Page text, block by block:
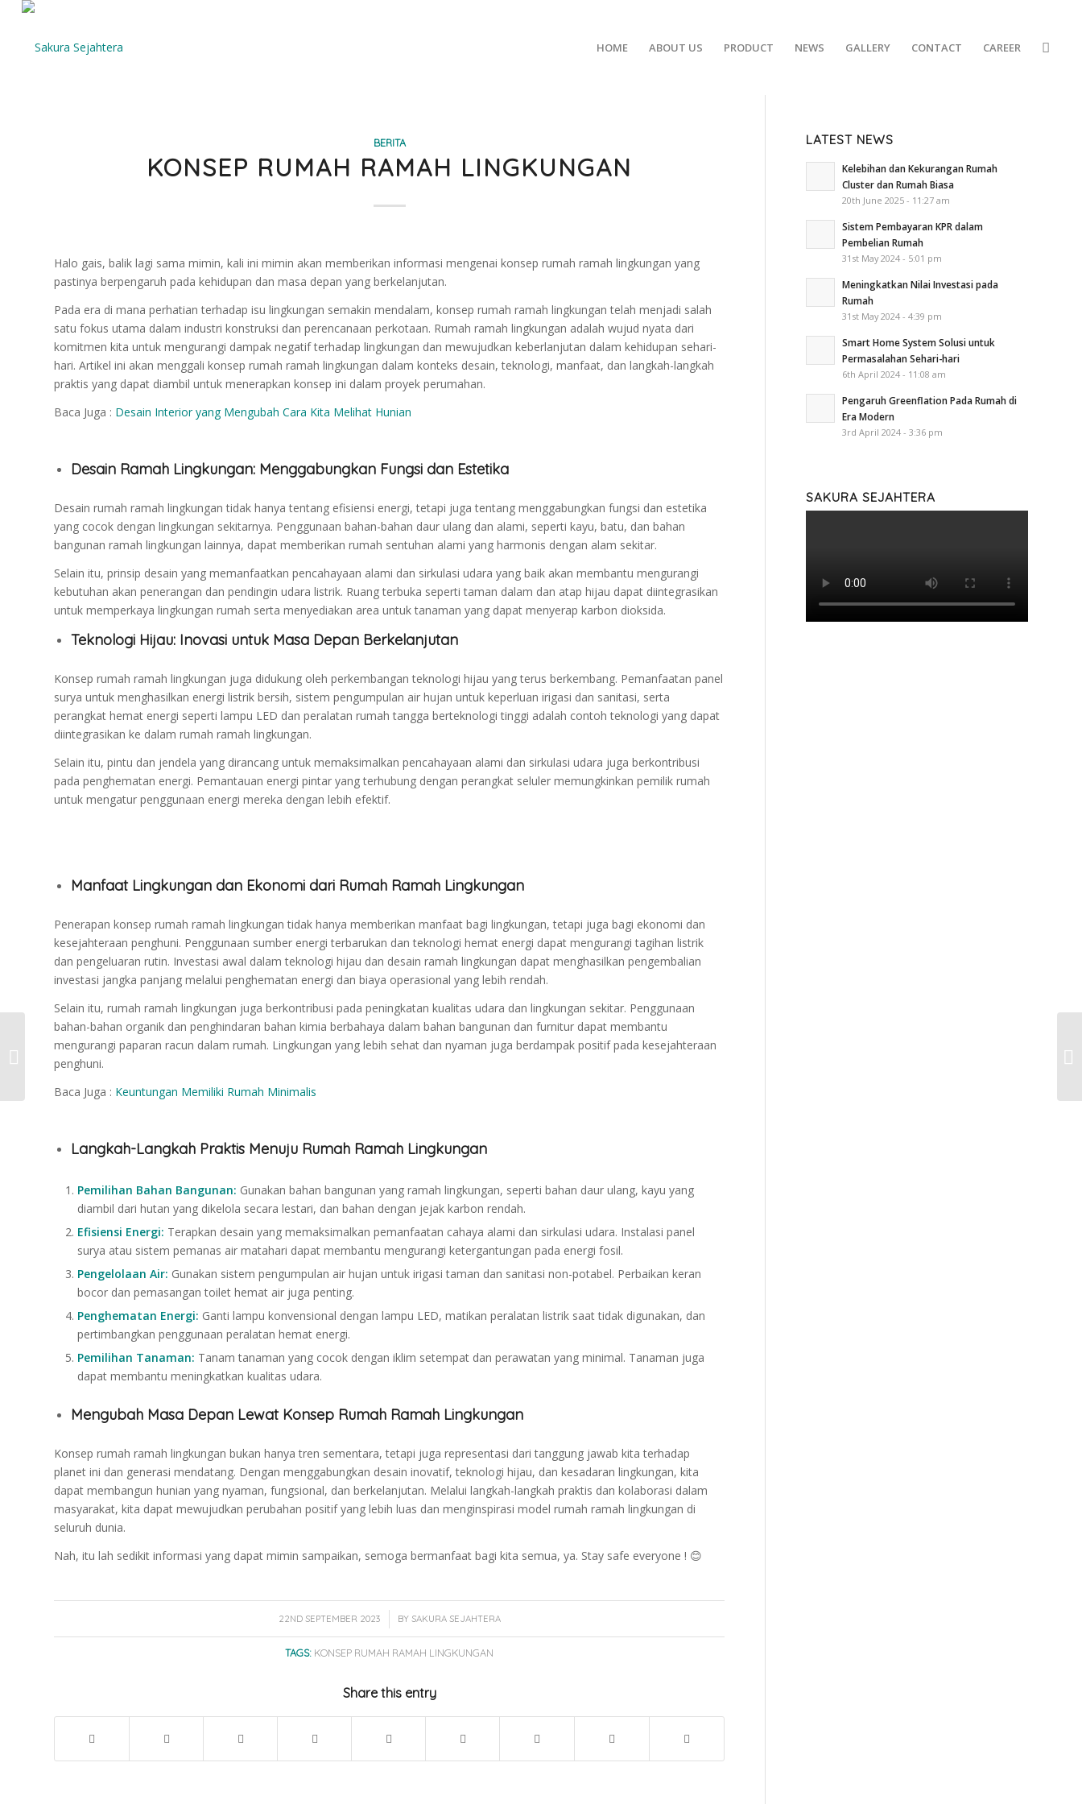
HOME ABOUT US PRODUCT NEWS GALLERY CONTACT CAREER
BERITA
KONSEP RUMAH RAMAH LINGKUNGAN
Halo gais, balik lagi sama mimin, kali ini mimin akan memberikan informasi mengenai konsep rumah ramah lingkungan yang
pastinya berpengaruh pada kehidupan dan masa depan yang berkelanjutan.
Pada era di mana perhatian terhadap isu lingkungan semakin mendalam, konsep rumah ramah lingkungan telah menjadi salah
satu fokus utama dalam industri konstruksi dan perencanaan perkotaan. Rumah ramah lingkungan adalah wujud nyata dari
komitmen kita untuk mengurangi dampak negatif terhadap lingkungan dan mewujudkan keberlanjutan dalam kehidupan sehari-
hari. Artikel ini akan menggali konsep rumah ramah lingkungan dalam konteks desain, teknologi, manfaat, dan langkah-langkah
praktis yang dapat diambil untuk menerapkan konsep ini dalam proyek perumahan.
Baca Juga : Desain Interior yang Mengubah Cara Kita Melihat Hunian
Desain Ramah Lingkungan: Menggabungkan Fungsi dan Estetika
Desain rumah ramah lingkungan tidak hanya tentang efisiensi energi, tetapi juga tentang menggabungkan fungsi dan estetika
yang cocok dengan lingkungan sekitarnya. Penggunaan bahan-bahan daur ulang dan alami, seperti kayu, batu, dan bahan
bangunan ramah lingkungan lainnya, dapat memberikan rumah sentuhan alami yang harmonis dengan alam sekitar.
Selain itu, prinsip desain yang memanfaatkan pencahayaan alami dan sirkulasi udara yang baik akan membantu mengurangi
kebutuhan akan penerangan dan pendingin udara listrik. Ruang terbuka seperti taman dalam dan atap hijau dapat diintegrasikan
untuk memperkaya lingkungan rumah serta menyediakan area untuk tanaman yang dapat menyerap karbon dioksida.
Teknologi Hijau: Inovasi untuk Masa Depan Berkelanjutan
Konsep rumah ramah lingkungan juga didukung oleh perkembangan teknologi hijau yang terus berkembang. Pemanfaatan panel
surya untuk menghasilkan energi listrik bersih, sistem pengumpulan air hujan untuk keperluan irigasi dan sanitasi, serta
perangkat hemat energi seperti lampu LED dan peralatan rumah tangga berteknologi tinggi adalah contoh teknologi yang dapat
diintegrasikan ke dalam rumah ramah lingkungan.
Selain itu, pintu dan jendela yang dirancang untuk memaksimalkan pencahayaan alami dan sirkulasi udara juga berkontribusi
pada penghematan energi. Pemantauan energi pintar yang terhubung dengan perangkat seluler memungkinkan pemilik rumah
untuk mengatur penggunaan energi mereka dengan lebih efektif.
Manfaat Lingkungan dan Ekonomi dari Rumah Ramah Lingkungan
Penerapan konsep rumah ramah lingkungan tidak hanya memberikan manfaat bagi lingkungan, tetapi juga bagi ekonomi dan
kesejahteraan penghuni. Penggunaan sumber energi terbarukan dan teknologi hemat energi dapat mengurangi tagihan listrik
dan pengeluaran rutin. Investasi awal dalam teknologi hijau dan desain ramah lingkungan dapat menghasilkan pengembalian
investasi jangka panjang melalui penghematan energi dan biaya operasional yang lebih rendah.
Selain itu, rumah ramah lingkungan juga berkontribusi pada peningkatan kualitas udara dan lingkungan sekitar. Penggunaan
bahan-bahan organik dan penghindaran bahan kimia berbahaya dalam bahan bangunan dan furnitur dapat membantu
mengurangi paparan racun dalam rumah. Lingkungan yang lebih sehat dan nyaman juga berdampak positif pada kesejahteraan
penghuni.
Baca Juga : Keuntungan Memiliki Rumah Minimalis
Langkah-Langkah Praktis Menuju Rumah Ramah Lingkungan
Pemilihan Bahan Bangunan: Gunakan bahan bangunan yang ramah lingkungan, seperti bahan daur ulang, kayu yang
diambil dari hutan yang dikelola secara lestari, dan bahan dengan jejak karbon rendah.
Efisiensi Energi: Terapkan desain yang memaksimalkan pemanfaatan cahaya alami dan sirkulasi udara. Instalasi panel
surya atau sistem pemanas air matahari dapat membantu mengurangi ketergantungan pada energi fosil.
Pengelolaan Air: Gunakan sistem pengumpulan air hujan untuk irigasi taman dan sanitasi non-potabel. Perbaikan keran
bocor dan pemasangan toilet hemat air juga penting.
Penghematan Energi: Ganti lampu konvensional dengan lampu LED, matikan peralatan listrik saat tidak digunakan, dan
pertimbangkan penggunaan peralatan hemat energi.
Pemilihan Tanaman: Tanam tanaman yang cocok dengan iklim setempat dan perawatan yang minimal. Tanaman juga
dapat membantu meningkatkan kualitas udara.
Mengubah Masa Depan Lewat Konsep Rumah Ramah Lingkungan
Konsep rumah ramah lingkungan bukan hanya tren sementara, tetapi juga representasi dari tanggung jawab kita terhadap
planet ini dan generasi mendatang. Dengan menggabungkan desain inovatif, teknologi hijau, dan kesadaran lingkungan, kita
dapat membangun hunian yang nyaman, fungsional, dan berkelanjutan. Melalui langkah-langkah praktis dan kolaborasi dalam
masyarakat, kita dapat mewujudkan perubahan positif yang lebih luas dan menginspirasi model rumah ramah lingkungan di
seluruh dunia.
Nah, itu lah sedikit informasi yang dapat mimin sampaikan, semoga bermanfaat bagi kita semua, ya. Stay safe everyone ! 😊
22ND SEPTEMBER 2023
/ BY SAKURA SEJAHTERA
TAGS: KONSEP RUMAH RAMAH LINGKUNGAN
Share this entry
LATEST NEWS
Kelebihan dan Kekurangan Rumah
Cluster dan Rumah Biasa
20th June 2025 - 11:27 am
Sistem Pembayaran KPR dalam
Pembelian Rumah
31st May 2024 - 5:01 pm
Meningkatkan Nilai Investasi pada
Rumah
31st May 2024 - 4:39 pm
Smart Home System Solusi untuk
Permasalahan Sehari-hari
6th April 2024 - 11:08 am
Pengaruh Greenflation Pada Rumah di
Era Modern
3rd April 2024 - 3:36 pm
SAKURA SEJAHTERA
Desain Interior yang
Mengubah Cara Kita
Melihat Hunian